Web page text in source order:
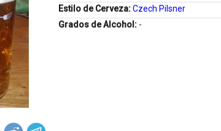
Estilo de Cerveza:Czech Pilsner
Grados de Alcohol: -